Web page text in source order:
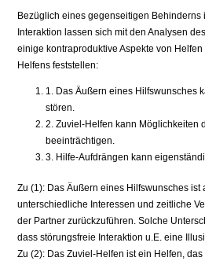
Bezüglich eines gegenseitigen Behinderns
Interaktion lassen sich mit den Analysen
einige kontraproduktive Aspekte von
Helfens feststellen:
1. Das Äußern eines Hilfswunsches
stören.
2. Zuviel-Helfen kann Möglichkeiten
beeinträchtigen.
3. Hilfe-Aufdrängen kann
Zu (1): Das Äußern eines Hilfswunsches ist
unterschiedliche Interessen und zeitliche
der Partner zurückzuführen. Solche
dass störungsfreie Interaktion u.E. eine
Zu (2): Das Zuviel-Helfen ist ein Helfen,